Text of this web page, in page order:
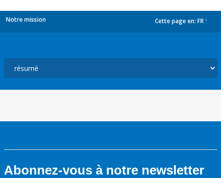
Notre mission Cette page en: FR
Abonnez-vous à notre newsletter